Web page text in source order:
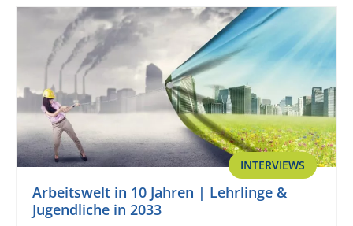
INTERVIEWS
Arbeitswelt in 10 Jahren | Lehrlinge &
Jugendliche in 2033